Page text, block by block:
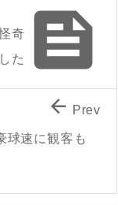

奇
た
球速に観客も
 Prev